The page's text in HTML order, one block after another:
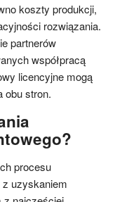
koszty produkcji,
rozwiązania.
partnerów
współpracą
licencyjne mogą
obu stron.
procesu
uzyskaniem